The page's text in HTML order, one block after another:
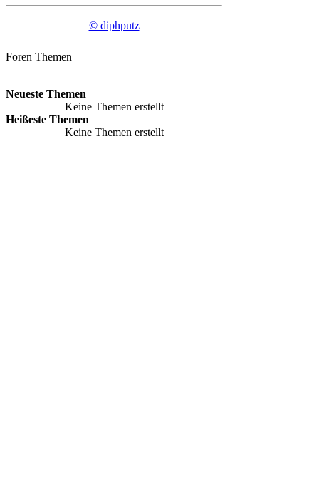
© diphputz
Foren Themen
Neueste Themen
Keine Themen erstellt
Heißeste Themen
Keine Themen erstellt